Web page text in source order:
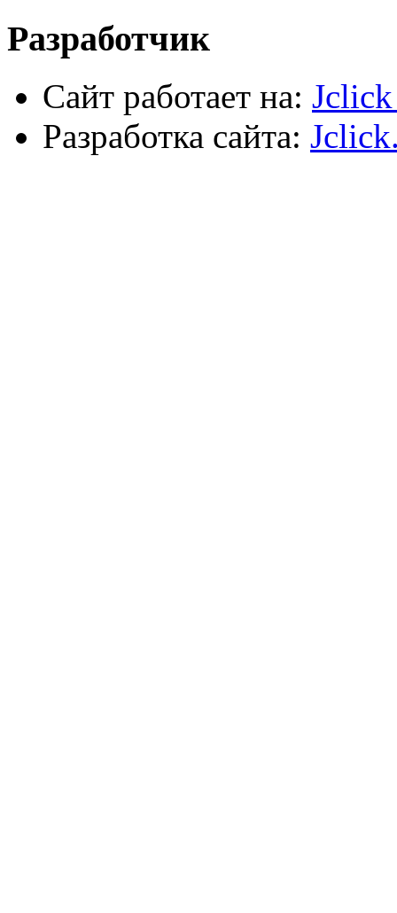
Разработчик
Сайт работает на:
Разработка сайта: